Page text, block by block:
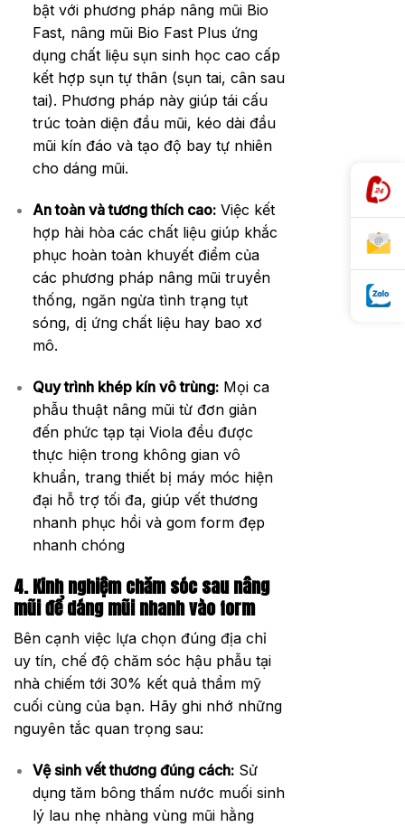
bật với phương pháp nâng mũi Bio
Fast, nâng mũi Bio Fast Plus ứng
dụng chất liệu sụn sinh học cao cấp
kết hợp sụn tự thân (sụn tai, cân sau
tai). Phương pháp này giúp tái cấu
trúc toàn diện đầu mũi, kéo dài đầu
mũi kín đáo và tạo độ bay tự nhiên
cho dáng mũi.
An toàn và tương thích cao:Việc kết
hợp hài hòa các chất liệu giúp khắc
phục hoàn toàn khuyết điểm của
các phương pháp nâng mũi truyền
thống, ngăn ngừa tình trạng tụt
sóng, dị ứng chất liệu hay bao xơ
mô.
Quy trình khép kín vô trùng:Mọi ca
phẫu thuật nâng mũi từ đơn giản
đến phức tạp tại Viola đều được
thực hiện trong không gian vô
khuẩn, trang thiết bị máy móc hiện
đại hỗ trợ tối đa, giúp vết thương
nhanh phục hồi và gom form đẹp
nhanh chóng
4. Kinh nghiệm chăm sóc sau nâng
mũi để dáng mũi nhanh vào form
Bên cạnh việc lựa chọn đúng địa chỉ
uy tín, chế độ chăm sóc hậu phẫu tại
nhà chiếm tới 30% kết quả thẩm mỹ
cuối cùng của bạn. Hãy ghi nhớ những
nguyên tắc quan trọng sau:
Vệ sinh vết thương đúng cách:Sử
dụng tăm bông thấm nước muối sinh
lý lau nhẹ nhàng vùng mũi hằng